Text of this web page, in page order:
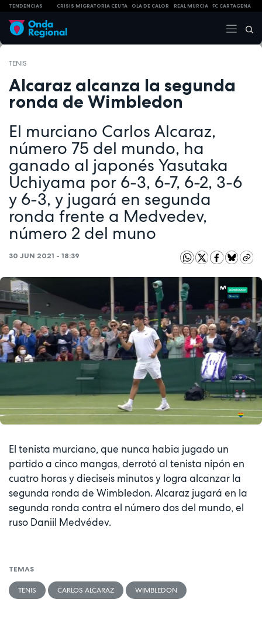
TENDENCIAS CRISIS MIGRATORIA CEUTA OLA DE CALOR REAL MURCIA FC CARTAGENA
TENIS
Alcaraz alcanza la segunda
ronda de Wimbledon
El murciano Carlos Alcaraz,
número 75 del mundo, ha
ganado al japonés Yasutaka
Uchiyama por 6-3, 6-7, 6-2, 3-6
y 6-3, y jugará en segunda
ronda frente a Medvedev,
número 2 del muno
30 JUN 2021 - 18:39
El tenista murciano, que nunca habia jugado un
partido a cinco mangas, derrotó al tenista nipón en
cuatro horas y dieciseis minutos y logra alcanzar la
segunda ronda de Wimbledon. Alcaraz jugará en la
segunda ronda contra el número dos del mundo, el
ruso Daniil Medvédev.
TEMAS
TENIS CARLOS ALCARAZ WIMBLEDON